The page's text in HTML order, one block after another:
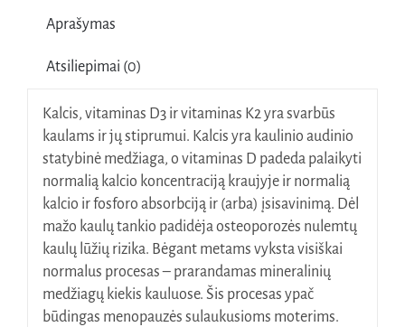
Aprašymas
Atsiliepimai (0)
Kalcis, vitaminas D3 ir vitaminas K2 yra svarbūs
kaulams ir jų stiprumui. Kalcis yra kaulinio audinio
statybinė medžiaga, o vitaminas D padeda palaikyti
normalią kalcio koncentraciją kraujyje ir normalią
kalcio ir fosforo absorbciją ir (arba) įsisavinimą. Dėl
mažo kaulų tankio padidėja osteoporozės nulemtų
kaulų lūžių rizika. Bėgant metams vyksta visiškai
normalus procesas – prarandamas mineralinių
medžiagų kiekis kauluose. Šis procesas ypač
būdingas menopauzės sulaukusioms moterims.